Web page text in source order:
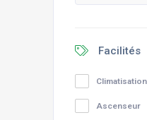
Facilités
Climatisation
Ascenseur